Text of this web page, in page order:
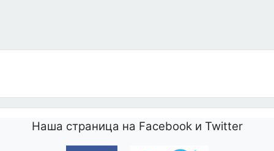
Наша страница на Facebook и Twitter
Гору